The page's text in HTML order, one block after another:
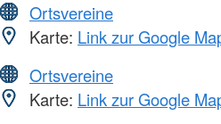
Ortsvereine
Karte: Link zur Google
Ortsvereine
Karte: Link zur Google